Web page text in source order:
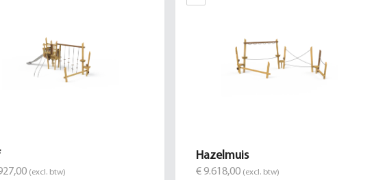
(excl. btw)
Hazelmuis
€ 9.618,00 (excl. btw)